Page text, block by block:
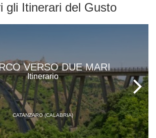
gli Itinerari del Gusto
VERSO DUE MARI
Itinerario
CATANZARO (CALABRIA)